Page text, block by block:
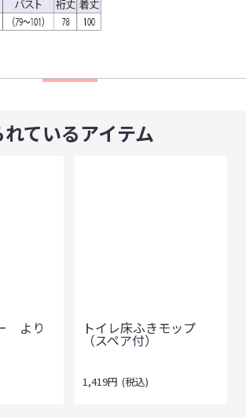
ているアイテム
より トイレ床ふきモップ
（スペア付）
1,419円 (税込)